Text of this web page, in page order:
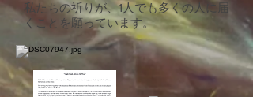
私たちの祈りが、1人でも多くの人に届
くことを願っています。